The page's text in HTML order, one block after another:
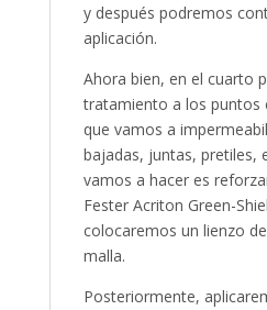
y después podremos
aplicación.
Ahora bien, en el cuarto
tratamiento a los puntos
que vamos a
bajadas, juntas, pretiles,
vamos a hacer es
Fester Acriton Green-
colocaremos un lienzo
malla.
Posteriormente,